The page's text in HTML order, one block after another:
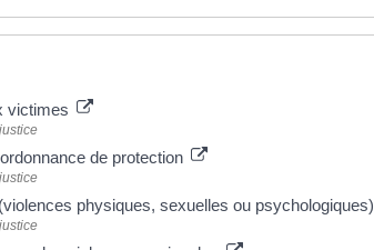
victimes
de protection
physiques, sexuelles ou psychologiques)